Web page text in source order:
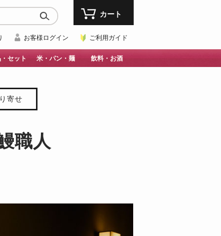
お客様ログイン ご利用ガイド
カート
セット 米・パン・麺 飲料・お酒
寄せ
職人